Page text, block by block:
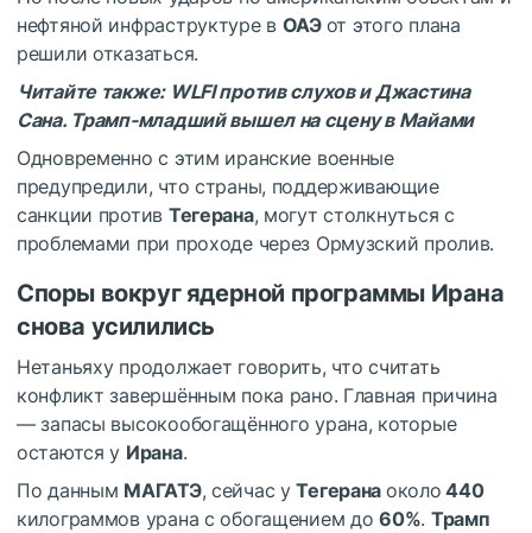
нефтяной инфраструктуре в ОАЭ от этого плана
решили отказаться.
Читайте также: WLFI против слухов и Джастина
Сана. Трамп-младший вышел на сцену в Майами
Одновременно с этим иранские военные
предупредили, что страны, поддерживающие
санкции против Тегерана, могут столкнуться с
проблемами при проходе через Ормузский пролив.
Споры вокруг ядерной программы Ирана
снова усилились
Нетаньяху продолжает говорить, что считать
конфликт завершённым пока рано. Главная причина
— запасы высокообогащённого урана, которые
остаются у Ирана.
По данным МАГАТЭ, сейчас уТегерана около 440
килограммов урана с обогащением до60%. Трамп